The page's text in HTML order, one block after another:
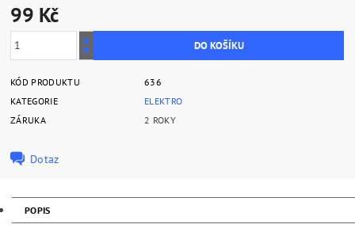
99 Kč
KÓD PRODUKTU
636
KATEGORIE
ELEKTRO
ZÁRUKA
2 ROKY
Dotaz
POPIS